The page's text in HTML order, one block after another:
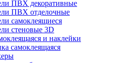
ПВХ декоративные
ПВХ отделочные
самоклеящиеся
стеновые 3D
и наклейки
самоклеящаяся